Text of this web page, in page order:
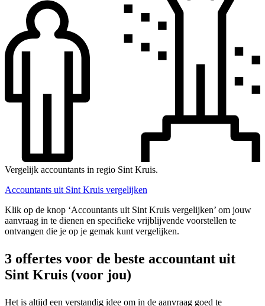
Vergelijk accountants in regio Sint Kruis.
Accountants uit Sint Kruis vergelijken
Klik op de knop ‘Accountants uit Sint Kruis vergelijken’ om jouw
aanvraag in te dienen en specifieke vrijblijvende voorstellen te
ontvangen die je op je gemak kunt vergelijken.
3 offertes voor de beste accountant uit
Sint Kruis (voor jou)
Het is altijd een verstandig idee om in de aanvraag goed te